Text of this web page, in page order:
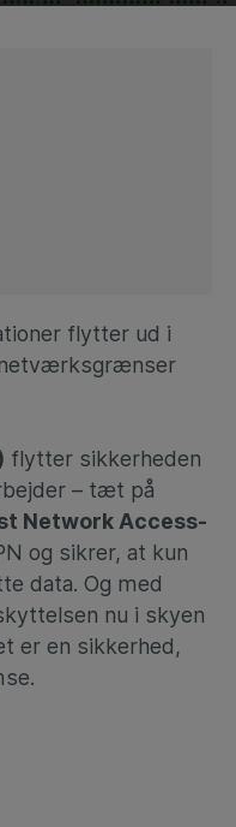
flytter ud i
flytter sikkerheden
– tæt på
Network Access-
og sikrer, at kun
data. Og med
nu i skyen
er en sikkerhed,